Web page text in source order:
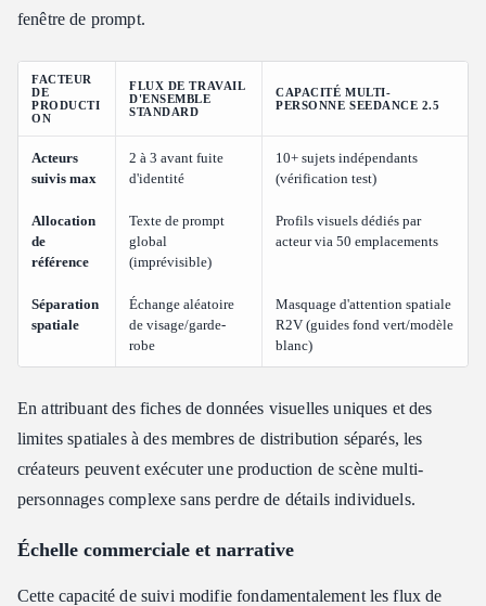
fenêtre de prompt.
FACTEUR
DE
PRODUCTI
ON
FLUX DE TRAVAIL
D'ENSEMBLE
STANDARD
CAPACITÉ MULTI-
PERSONNE SEEDANCE 2.5
Acteurs
suivis max
2 à 3 avant fuite
d'identité
10+ sujets indépendants
(vérification test)
Allocation
de
référence
Texte de prompt
global
(imprévisible)
Profils visuels dédiés par
acteur via 50 emplacements
Séparation
spatiale
Échange aléatoire
de visage/garde-
robe
Masquage d'attention spatiale
R2V (guides fond vert/modèle
blanc)
En attribuant des fiches de données visuelles uniques et des
limites spatiales à des membres de distribution séparés, les
créateurs peuvent exécuter une production de scène multi-
personnages complexe sans perdre de détails individuels.
Échelle commerciale et narrative
Cette capacité de suivi modifie fondamentalement les flux de